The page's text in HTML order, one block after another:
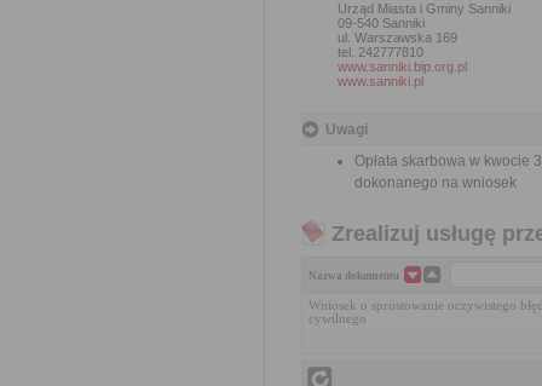
Urząd Miasta i Gminy Sanniki
09-540 Sanniki
ul. Warszawska 169
tel. 242777810
www.sanniki.bip.org.pl
www.sanniki.pl
Uwagi
Opłata skarbowa w kwocie
dokonanego na wniosek
Zrealizuj usługę
Nazwa dokumentu
Wniosek o sprostowanie oczywistego
cywilnego